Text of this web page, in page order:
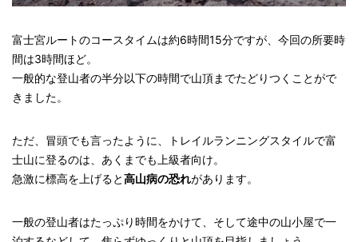
富士宮ルートのコースタイムは約6時間15分ですが、今回の所要時
間は3時間ほど。
一般的な登山者の半分以下の時間で山頂までたどりつくことがで
きました。
ただ、冒頭でも言ったように、トレイルランニングスタイルで富
士山に登るのは、あくまでも上級者向け。
急激に標高を上げると高山病の恐れがあります。
一般の登山者はたっぷり時間をかけて、そして途中の山小屋で一